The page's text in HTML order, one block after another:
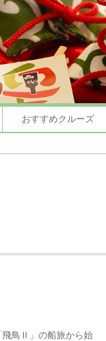
おすすめクルーズ
飛鳥Ⅱ」の船旅から始